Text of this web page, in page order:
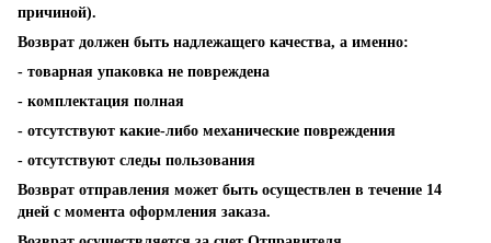
причиной).
Возврат должен быть надлежащего качества, а именно:
- товарная упаковка не повреждена
- комплектация полная
- отсутствуют какие-либо механические повреждения
- отсутствуют следы пользования
Возврат отправления может быть осуществлен в течение 14
дней с момента оформления заказа.